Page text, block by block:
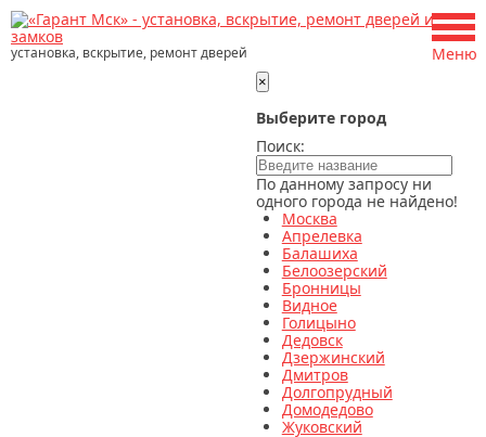
установка, вскрытие, ремонт дверей
×
Выберите город
Поиск:
По данному запросу ни
одного города не найдено!
Москва
Апрелевка
Балашиха
Белоозерский
Бронницы
Видное
Голицыно
Дедовск
Дзержинский
Дмитров
Долгопрудный
Домодедово
Жуковский
Меню